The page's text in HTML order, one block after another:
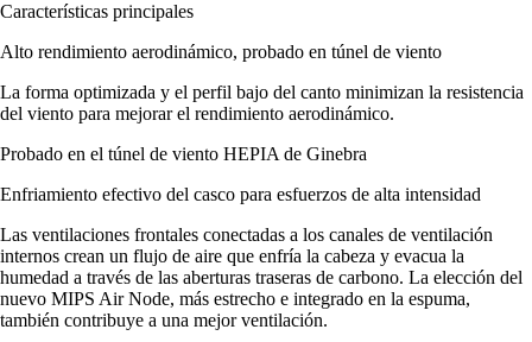
Características principales
Alto rendimiento aerodinámico, probado en túnel de viento
La forma optimizada y el perfil bajo del canto minimizan la resistencia
del viento para mejorar el rendimiento aerodinámico.
Probado en el túnel de viento HEPIA de Ginebra
Enfriamiento efectivo del casco para esfuerzos de alta intensidad
Las ventilaciones frontales conectadas a los canales de ventilación
internos crean un flujo de aire que enfría la cabeza y evacua la
humedad a través de las aberturas traseras de carbono. La elección del
nuevo MIPS Air Node, más estrecho e integrado en la espuma,
también contribuye a una mejor ventilación.